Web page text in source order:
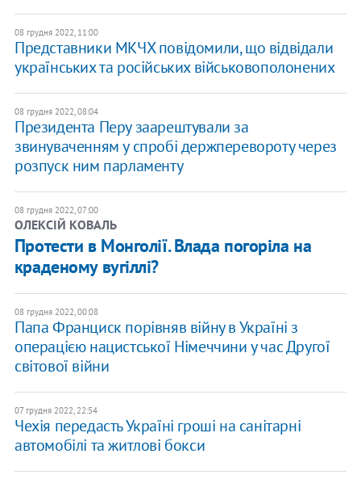
08 грудня 2022, 11:00
Представники МКЧХ повідомили, що відвідали
українських та російських військовополонених
08 грудня 2022, 08:04
Президента Перу заарештували за
звинуваченням у спробі держперевороту через
розпуск ним парламенту
08 грудня 2022, 07:00
ОЛЕКСІЙ КОВАЛЬ
Протести в Монголії. Влада погоріла на
краденому вугіллі?
08 грудня 2022, 00:08
Папа Франциск порівняв війну в Україні з
операцією нацистської Німеччини у час Другої
світової війни
07 грудня 2022, 22:54
Чехія передасть Україні гроші на санітарні
автомобілі та житлові бокси